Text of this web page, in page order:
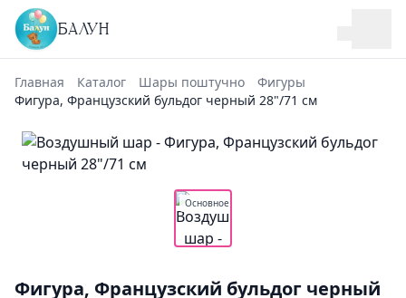
БАЛУН
Главная Каталог Шары поштучно
Фигуры
Фигура, Французский бульдог черный 28"/71 см
Основное
Фигура, Французский бульдог черный